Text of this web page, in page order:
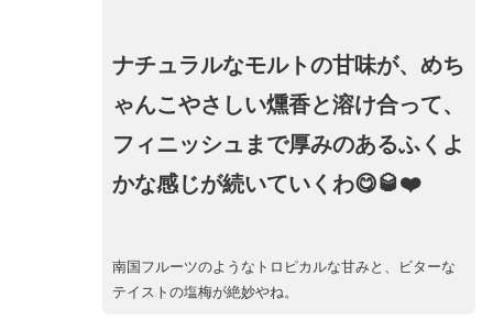
ナチュラルなモルトの甘味が、めち
ゃんこやさしい燻香と溶け合って、
フィニッシュまで厚みのあるふくよ
かな感じが続いていくわ😋🥃❤️
南国フルーツのようなトロピカルな甘みと、ビターな
テイストの塩梅が絶妙やね。